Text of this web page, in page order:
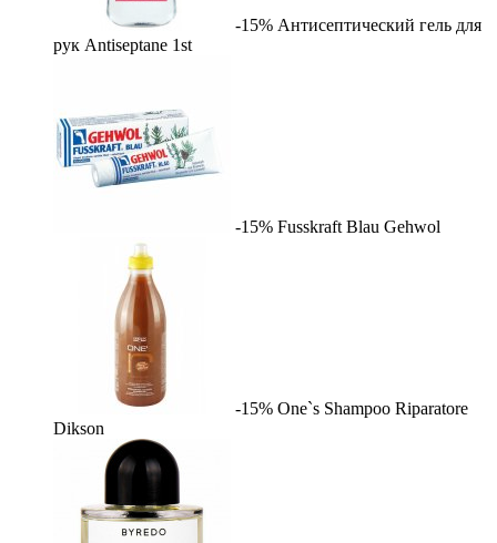
-15% Антисептический гель для
рук Antiseptane 1st
-15% Fusskraft Blau Gehwol
-15% One`s Shampoo Riparatore
Dikson